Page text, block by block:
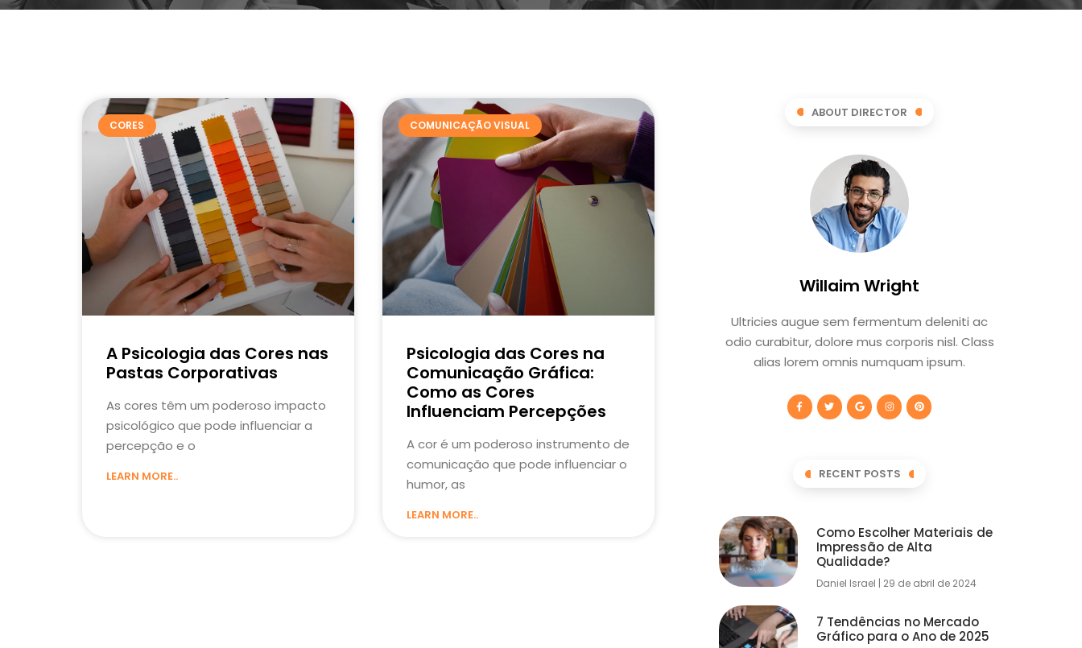
CORES
A Psicologia das Cores nas
Pastas Corporativas
As cores têm um poderoso impacto
psicológico que pode influenciar a
percepção e o
LEARN MORE..
COMUNICAÇÃO VISUAL
Psicologia das Cores na
Comunicação Gráfica:
Como as Cores
Influenciam Percepções
A cor é um poderoso instrumento de
comunicação que pode influenciar o
humor, as
LEARN MORE..
ABOUT DIRECTOR
Willaim Wright
Ultricies augue sem fermentum deleniti ac
odio curabitur, dolore mus corporis nisl. Class
alias lorem omnis numquam ipsum.
RECENT POSTS
Como Escolher Materiais de
Impressão de Alta
Qualidade?
Daniel Israel 29 de abril de 2024
7 Tendências no Mercado
Gráfico para o Ano de 2025